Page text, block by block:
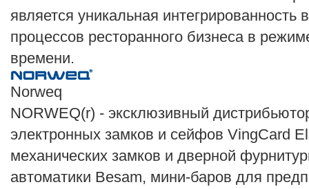
является уникальная интегрированность
процессов ресторанного бизнеса в
времени.
Norweq
NORWEQ(r) - эксклюзивный
электронных замков и сейфов VingCard
механических замков и дверной
автоматики Besam, мини-баров для